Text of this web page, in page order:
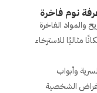
نوم فاخرة
والمواد الفاخرة
مثاليًا للاسترخاء
وأبواب
الشخصية